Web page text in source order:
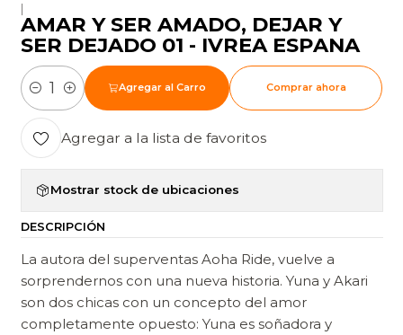
|
AMAR Y SER AMADO, DEJAR Y
SER DEJADO 01 - IVREA ESPANA
Cantidad
Agregar al Carro Comprar ahora
Agregar a la lista de favoritos
Mostrar stock de ubicaciones
DESCRIPCIÓN
La autora del superventas Aoha Ride, vuelve a
sorprendernos con una nueva historia. Yuna y Akari
son dos chicas con un concepto del amor
completamente opuesto: Yuna es soñadora y